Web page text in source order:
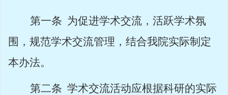
第一条 为促进学术交流，活跃学术氛
围，规范学术交流管理，结合我院实际制定
本办法。
第二条 学术交流活动应根据科研的实际